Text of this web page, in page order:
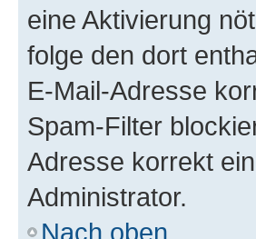
eine Aktivierung
folge den dort
E-Mail-Adresse
Spam-Filter
Adresse korrekt
Administrator.
Nach oben